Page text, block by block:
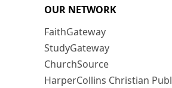
OUR NETWORK
FaithGateway
StudyGateway
ChurchSource
HarperCollins Christian